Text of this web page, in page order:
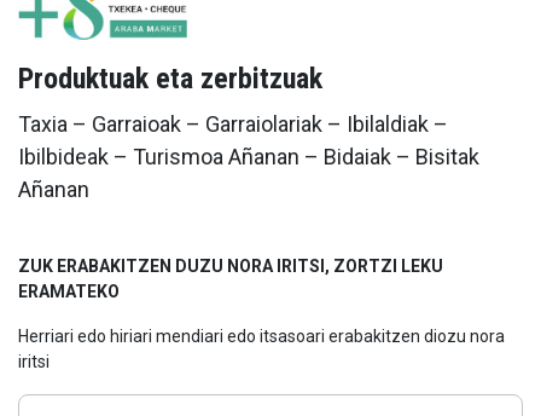
Produktuak eta zerbitzuak
Taxia – Garraioak – Garraiolariak – Ibilaldiak –
Ibilbideak – Turismoa Añanan – Bidaiak – Bisitak
Añanan
ZUK ERABAKITZEN DUZU NORA IRITSI, ZORTZI LEKU
ERAMATEKO
Herriari edo hiriari mendiari edo itsasoari erabakitzen diozu nora
iritsi